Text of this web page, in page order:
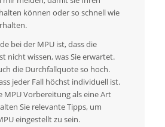
können oder so schnell wie
bei der MPU ist, dass die
nicht wissen, was Sie erwartet.
die Durchfallquote so hoch.
jeder Fall höchst individuell ist.
MPU Vorbereitung als eine Art
Sie relevante Tipps, um
eingestellt zu sein.